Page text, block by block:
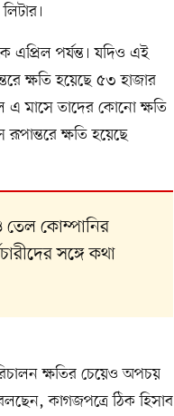
এপ্রিল পর্যন্ত। যদিও এই
ক্ষতি হয়েছে ৫৩ হাজার
এ মাসে তাদের কোনো ক্ষতি
রূপান্তরে ক্ষতি হয়েছে
তেল কোম্পানির
সঙ্গে কথা
ক্ষতির চেয়েও অপচয়
কাগজপত্রে ঠিক হিসাব